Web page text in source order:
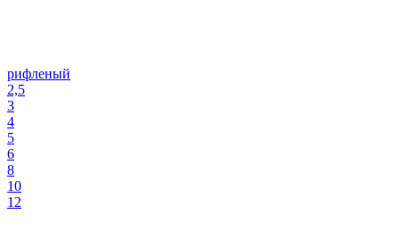
рифленый
2,5
3
4
5
6
8
10
12